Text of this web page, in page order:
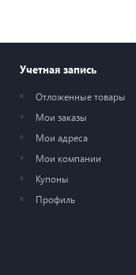
Учетная запись
Отложенные товары
Мои заказы
Мои адреса
Мои компании
Купоны
Профиль